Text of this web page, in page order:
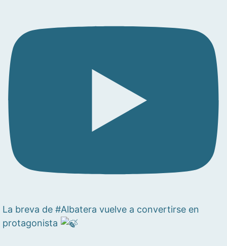
La breva de #Albatera vuelve a convertirse en
protagonista